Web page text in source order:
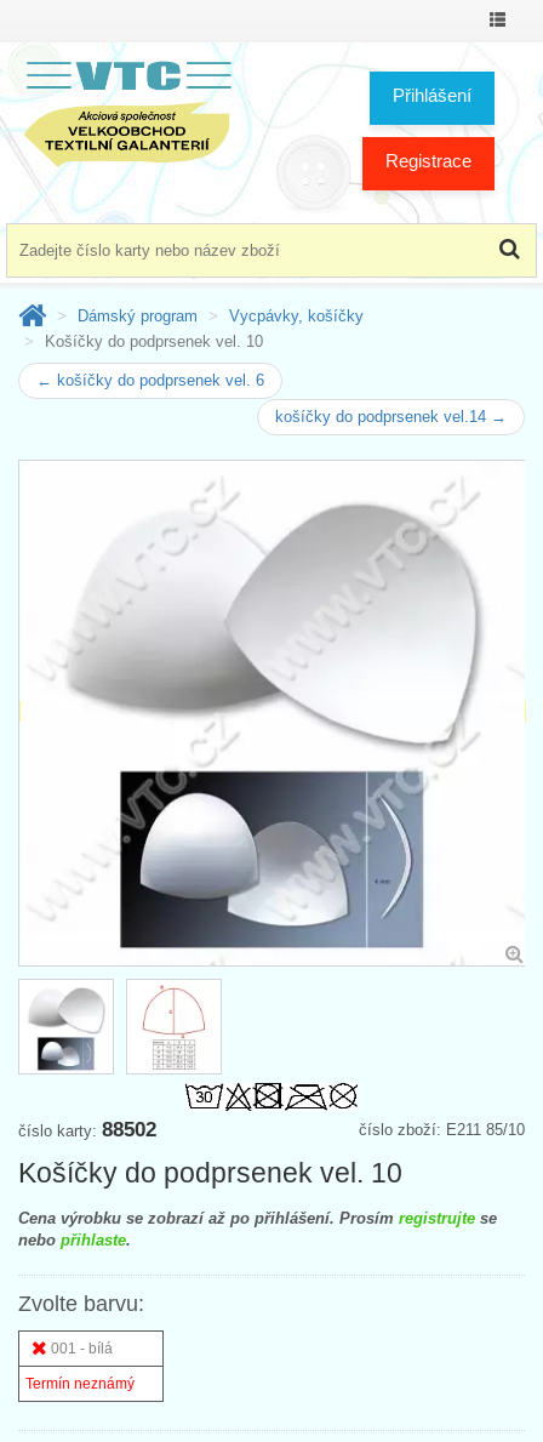
Přihlášení
Registrace
Dámský program
Vycpávky, košíčky
Košíčky do podprsenek vel. 10
← košíčky do podprsenek vel. 6
košíčky do podprsenek vel.14 →
číslo zboží: E211 85/10
číslo karty: 88502
Košíčky do podprsenek vel. 10
Cena výrobku se zobrazí až po přihlášení. Prosím registrujte se
nebo přihlaste.
Zvolte barvu:
001 - bílá
Termín neznámý